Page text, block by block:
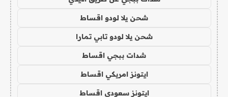
شحن يلا لودو اقساط
شحن يلا لودو تابي تمارا
شدات ببجي اقساط
ايتونز امريكي اقساط
ايتونز سعودي اقساط